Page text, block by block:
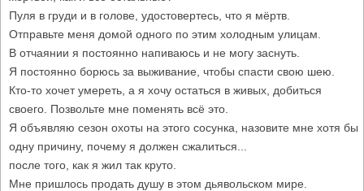
Пуля в груди и в голове, удостовертесь, что я мёртв.
Отправьте меня домой одного по этим холодным улицам.
В отчаянии я постоянно напиваюсь и не могу заснуть.
Я постоянно борюсь за выживание, чтобы спасти свою шею.
Кто-то хочет умереть, а я хочу остаться в живых, добиться
своего. Позвольте мне поменять всё это.
Я объявляю сезон охоты на этого сосунка, назовите мне хотя бы
одну причину, почему я должен сжалиться...
после того, как я жил так круто.
Мне пришлось продать душу в этом дьявольском мире.